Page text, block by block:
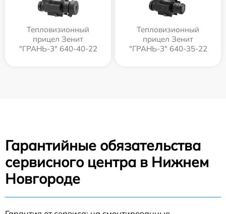
Тепловизионный
прицел Зенит
"ГРАНЬ-3" 640-40-22
Тепловизионный
прицел Зенит
"ГРАНЬ-3" 640-35-22
Гарантийные обязательства
сервисного центра в Нижнем
Новгороде